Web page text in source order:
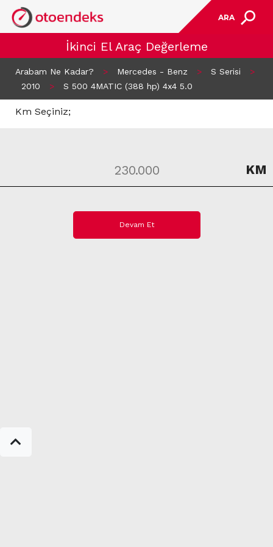
ARA
İkinci El Araç Değerleme
Arabam Ne Kadar? > Mercedes - Benz > S Serisi
>
2010
> S 500 4MATIC (388 hp) 4x4 5.0
Km Seçiniz;
KM
Devam Et